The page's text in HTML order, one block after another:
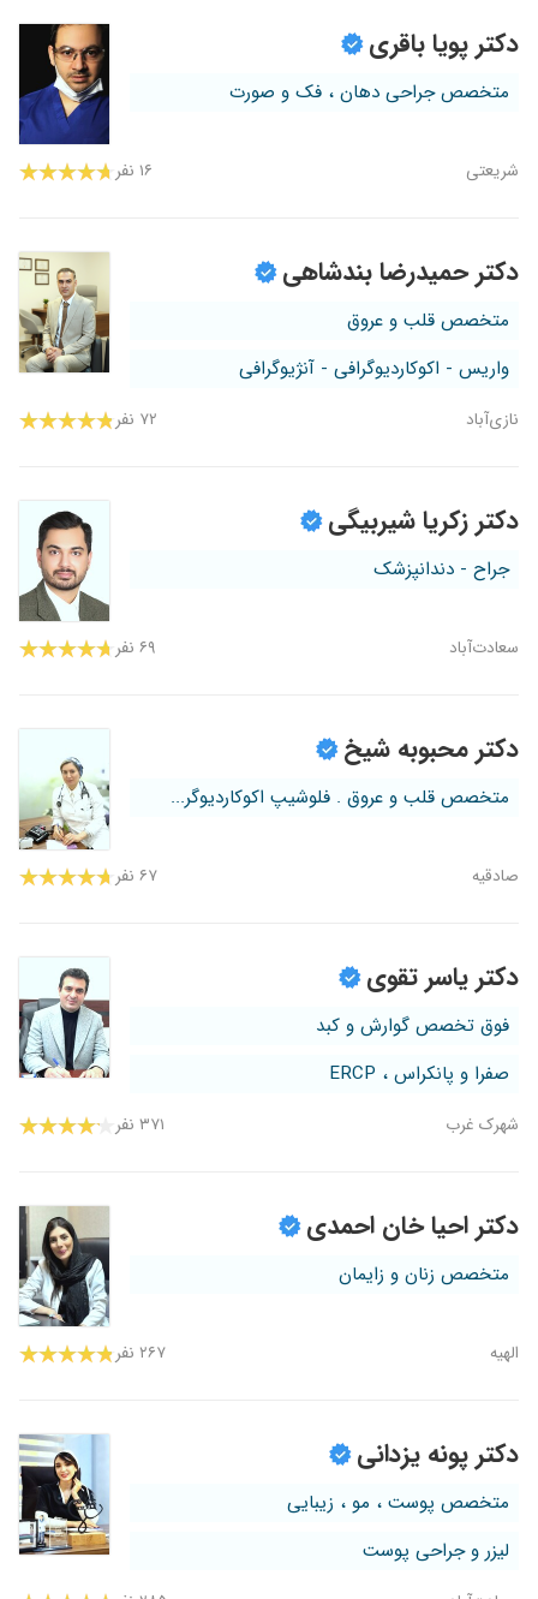
دکتر پویا باقری
متخصص جراحی دهان ، فک و صورت
شریعتی ۱۶ نفر
دکتر حمیدرضا بندشاهی
متخصص قلب و عروق
واریس - اکوکاردیوگرافی - آنژیوگرافی
نازی‌آباد ۷۲ نفر
دکتر زکریا شیربیگی
جراح - دندانپزشک
سعادت‌آباد ۶۹ نفر
دکتر محبوبه شیخ
متخصص قلب و عروق . فلوشیپ اکوکاردیوگر...
صادقیه ۶۷ نفر
دکتر یاسر تقوی
فوق تخصص گوارش و کبد
صفرا و پانکراس ، ERCP
شهرک غرب ۳۷۱ نفر
دکتر احیا خان احمدی
متخصص زنان و زایمان
الهیه ۲۶۷ نفر
دکتر پونه یزدانی
متخصص پوست ، مو ، زیبایی
لیزر و جراحی پوست